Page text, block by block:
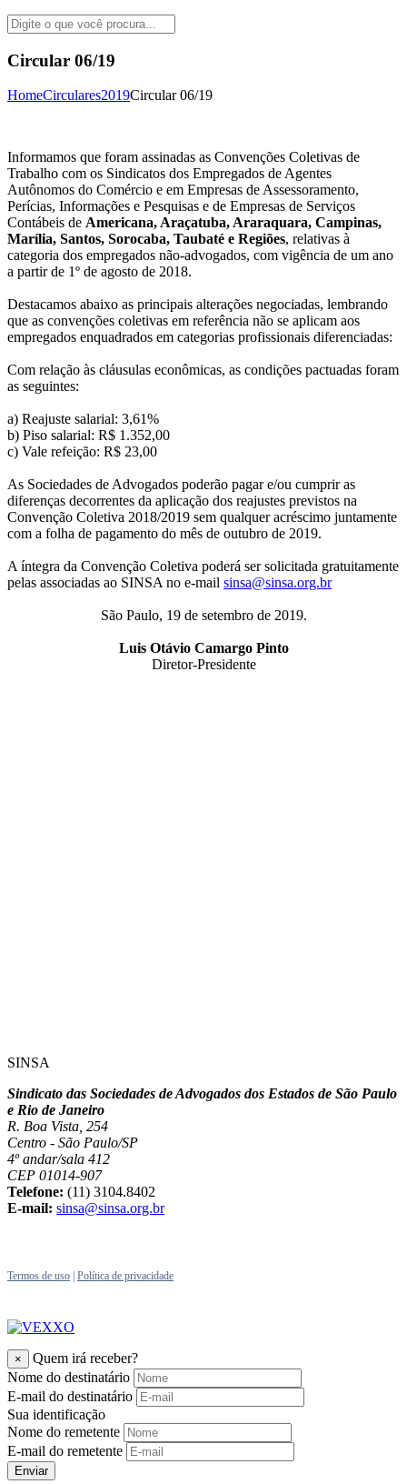
Circular 06/19
HomeCirculares2019Circular 06/19
Informamos que foram assinadas as Convenções Coletivas de
Trabalho com os Sindicatos dos Empregados de Agentes
Autônomos do Comércio e em Empresas de Assessoramento,
Perícias, Informações e Pesquisas e de Empresas de Serviços
Contábeis de Americana, Araçatuba, Araraquara, Campinas,
Marília, Santos, Sorocaba, Taubaté e Regiões, relativas à
categoria dos empregados não-advogados, com vigência de um ano
a partir de 1º de agosto de 2018.
Destacamos abaixo as principais alterações negociadas, lembrando
que as convenções coletivas em referência não se aplicam aos
empregados enquadrados em categorias profissionais diferenciadas:
Com relação às cláusulas econômicas, as condições pactuadas foram
as seguintes:
a) Reajuste salarial: 3,61%
b) Piso salarial: R$ 1.352,00
c) Vale refeição: R$ 23,00
As Sociedades de Advogados poderão pagar e/ou cumprir as
diferenças decorrentes da aplicação dos reajustes previstos na
Convenção Coletiva 2018/2019 sem qualquer acréscimo juntamente
com a folha de pagamento do mês de outubro de 2019.
A íntegra da Convenção Coletiva poderá ser solicitada gratuitamente
pelas associadas ao SINSA no e-mail sinsa@sinsa.org.br
São Paulo, 19 de setembro de 2019.
Luis Otávio Camargo Pinto
Diretor-Presidente
SINSA
Sindicato das Sociedades de Advogados dos Estados de São Paulo
e Rio de Janeiro
R. Boa Vista, 254
Centro - São Paulo/SP
4º andar/sala 412
CEP 01014-907
Telefone: (11) 3104.8402
E-mail: sinsa@sinsa.org.br
Termos de uso Política de privacidade
×
Quem irá receber?
Nome do destinatário
E-mail do destinatário
Sua identificação
Nome do remetente
E-mail do remetente
Enviar